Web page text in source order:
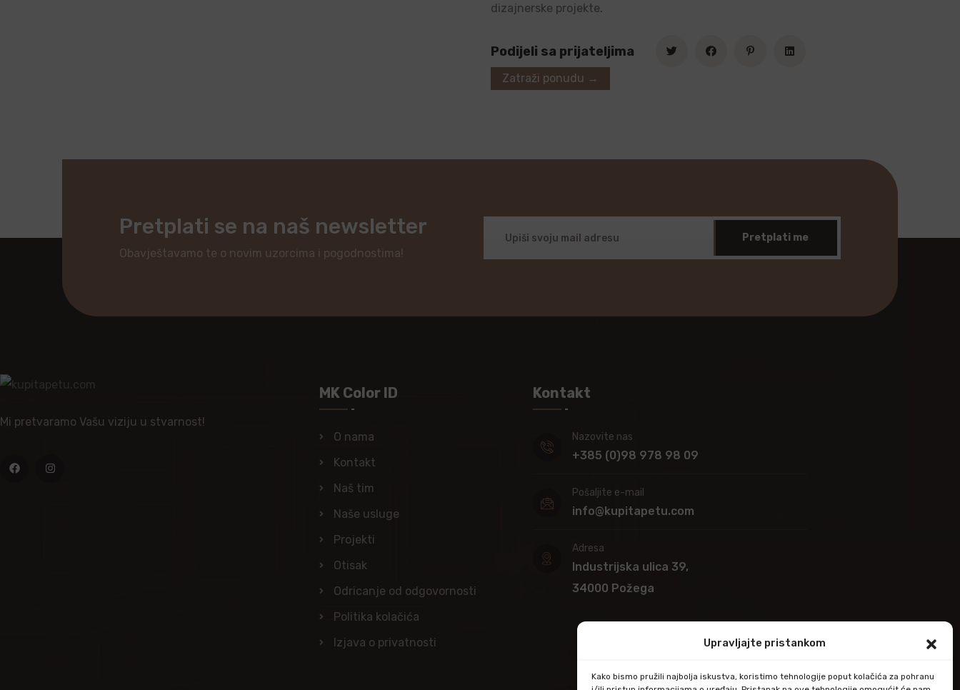
Upravljajte pristankom
Kako bismo pružili najbolja iskustva, koristimo tehnologije poput kolačića za pohranu
dizajnerske projekte.
Podijeli sa prijateljima
Zatraži ponudu →
Pretplati se na naš newsletter
Obavještavamo te o novim uzorcima i pogodnostima!
Pretplati me
Mi pretvaramo Vašu viziju u stvarnost!
MK Color ID
O nama
Kontakt
Naš tim
Naše usluge
Projekti
Otisak
Odricanje od odgovornosti
Politika kolačića
Izjava o privatnosti
Kontakt
Nazovite nas
+385 (0)98 978 98 09
Pošaljite e-mail
info@kupitapetu.com
Adresa
Industrijska ulica 39,
34000 Požega